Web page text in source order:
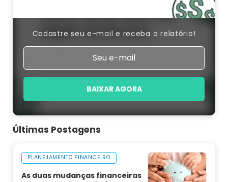
Cadastre seu e-mail e receba o relatório!
BAIXAR AGORA
Últimas Postagens
PLANEJAMENTO FINANCEIRO
As duas mudanças financeiras